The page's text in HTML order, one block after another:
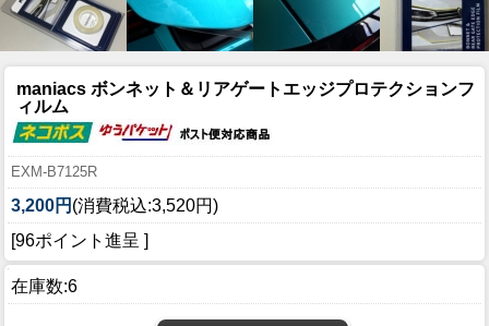
maniacs ボンネット＆リアゲートエッジプロテクションフ
ィルム
EXM-B7125R
3,200円 (消費税込:3,520円)
[96ポイント進呈 ]
在庫数:6